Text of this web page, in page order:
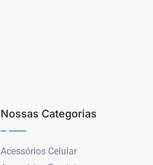
Nossas Categorias
Acessórios Celular